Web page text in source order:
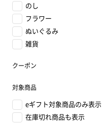
のし
フラワー
ぬいぐるみ
雑貨
クーポン
対象商品
eギフト対象商品のみ表示
在庫切れ商品も表示